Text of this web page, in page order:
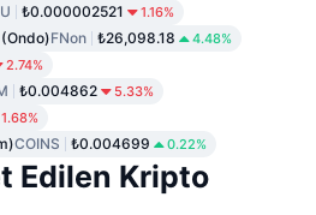
₺0.000002521 1.16%
FNon ₺26,098.18 4.48%
2.74%
₺0.004862 5.33%
1.68%
COINS ₺0.004699 0.22%
Edilen Kripto